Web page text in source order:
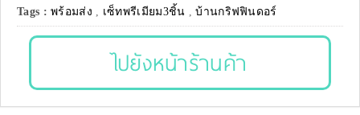
Tags :พร้อมส่ง , เซ็ทพรีเมียม3ชิ้น ,บ้านกริฟฟินดอร์
ไปยังหน้าร้านค้า